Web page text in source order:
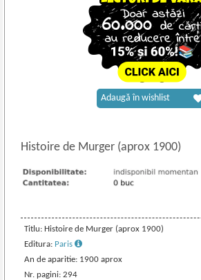
Histoire de Murger (aprox 1900)
Titlu: Histoire de Murger (aprox 1900)
Editura: Paris
An de aparitie: 1900 aprox
Nr. pagini: 294
Adaugă în wishlist